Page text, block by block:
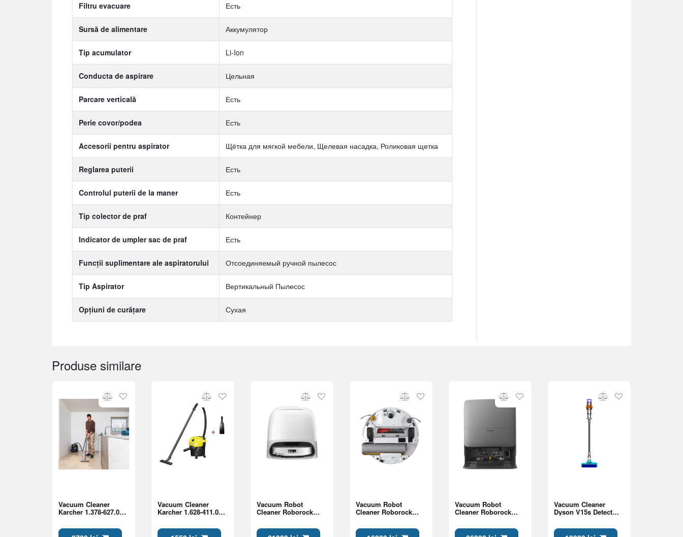
Filtru evacuare Есть
Sursă de alimentare Аккумулятор
Tip acumulator Li-Ion
Conducta de aspirare Цельная
Parcare verticală Есть
Perie covor/podea Есть
Accesorii pentru aspirator Щётка для мягкой мебели, Щелевая насадка, Роликовая щетка
Reglarea puterii Есть
Controlul puterii de la maner Есть
Tip colector de praf Контейнер
Indicator de umpler sac de praf Есть
Funcții suplimentare ale aspiratorului Отсоединяемый ручной пылесос
Tip Aspirator Вертикальный Пылесос
Opțiuni de curățare Сухая
Produse similare
Vacuum Cleaner
Karcher 1.378-627.0
Go!Further
Vacuum Cleaner
Karcher 1.628-411.0
auto WD 6.959-547.0
Vacuum Robot
Cleaner Roborock
White
Vacuum Robot
Cleaner Roborock
White
Vacuum Robot
Cleaner Roborock
Vacuum Cleaner
Dyson V15s Detect
(494724-01)